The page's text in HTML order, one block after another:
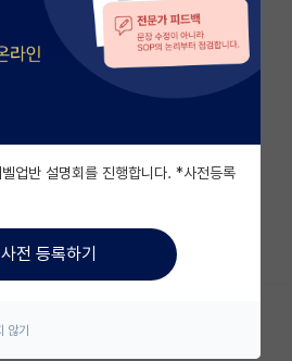
)
게시판
업반 설명회를 진행합니다. *사전등록
사전 등록하기
않기